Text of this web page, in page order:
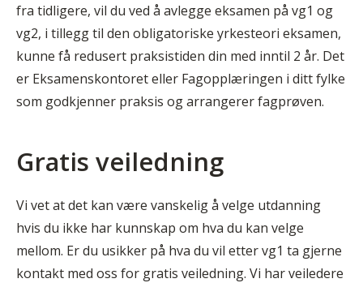
fra tidligere, vil du ved å avlegge eksamen på vg1 og
vg2, i tillegg til den obligatoriske yrkesteori eksamen,
kunne få redusert praksistiden din med inntil 2 år. Det
er Eksamenskontoret eller Fagopplæringen i ditt fylke
som godkjenner praksis og arrangerer fagprøven.
Gratis veiledning
Vi vet at det kan være vanskelig å velge utdanning
hvis du ikke har kunnskap om hva du kan velge
mellom. Er du usikker på hva du vil etter vg1 ta gjerne
kontakt med oss for gratis veiledning. Vi har veiledere